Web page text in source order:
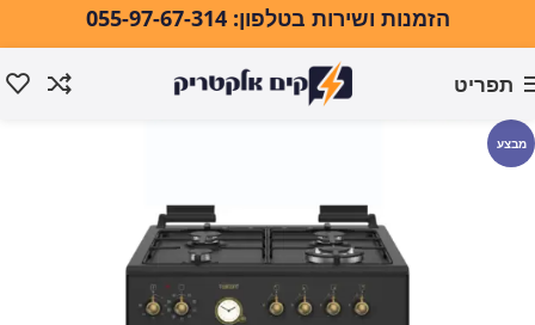
הזמנות ושירות בטלפון: 055-97-67-314
תפריט
עמוד הבית אפייה ובישול תנורי אפייה תנור אפייה משולב גז
מבצע